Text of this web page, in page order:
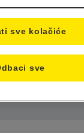
sve
sve kolačiće